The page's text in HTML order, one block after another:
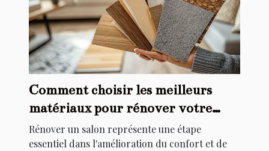
Comment choisir les meilleurs
matériaux pour rénover votre
salon
Rénover un salon représente une étape
essentiel dans l'amélioration du confort et de